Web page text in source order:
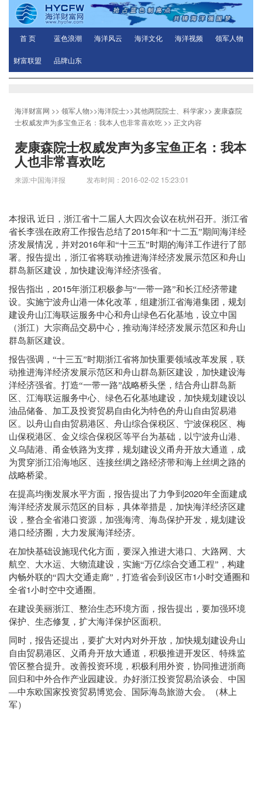
首 页 蓝色浪潮 海洋风云 海洋文化 海洋视频 领军人物
财富联盟 品牌山东
海洋财富网 >> 领军人物>>海洋院士>>其他两院院士、科学家>> 麦康森院
士权威发声为多宝鱼正名：我本人也非常喜欢吃 >> 正文内容
麦康森院士权威发声为多宝鱼正名：我本
人也非常喜欢吃
来源:中国海洋报 发布时间：2016-02-02 15:23:01
本报讯 近日，浙江省十二届人大四次会议在杭州召开。浙江省
省长李强在政府工作报告总结了2015年和“十二五”期间海洋经
济发展情况，并对2016年和“十三五”时期的海洋工作进行了部
署。报告提出，浙江省将联动推进海洋经济发展示范区和舟山
群岛新区建设，加快建设海洋经济强省。
报告指出， 2015年浙江积极参与“一带一路”和长江经济带建
设。实施宁波舟山港一体化改革，组建浙江省海港集团，规划
建设舟山江海联运服务中心和舟山绿色石化基地，设立中国
（浙江）大宗商品交易中心，推动海洋经济发展示范区和舟山
群岛新区建设。
报告强调，“十三五”时期浙江省将加快重要领域改革发展，联
动推进海洋经济发展示范区和舟山群岛新区建设，加快建设海
洋经济强省。打造“一带一路”战略桥头堡，结合舟山群岛新
区、江海联运服务中心、绿色石化基地建设，加快规划建设以
油品储备、加工及投资贸易自由化为特色的舟山自由贸易港
区。以舟山自由贸易港区、舟山综合保税区、宁波保税区、梅
山保税港区、金义综合保税区等平台为基础，以宁波舟山港、
义乌陆港、甬金铁路为支撑，规划建设义甬舟开放大通道，成
为贯穿浙江沿海地区、连接丝绸之路经济带和海上丝绸之路的
战略桥梁。
在提高均衡发展水平方面，报告提出了力争到 2020年全面建成
海洋经济发展示范区的目标，具体举措是，加快海洋经济区建
设，整合全省港口资源，加强海湾、海岛保护开发，规划建设
港口经济圈，大力发展海洋经济。
在加快基础设施现代化方面，要深入推进大港口、大路网、大
航空、大水运、大物流建设，实施“万亿综合交通工程”，构建
内畅外联的“四大交通走廊”，打造省会到设区市1小时交通圈和
全省1小时空中交通圈。
在建设美丽浙江、整治生态环境方面，报告提出，要加强环境
保护、生态修复，扩大海洋保护区面积。
同时，报告还提出，要扩大对内对外开放，加快规划建设舟山
自由贸易港区、义甬舟开放大通道，积极推进开发区、特殊监
管区整合提升。改善投资环境，积极利用外资，协同推进浙商
回归和中外合作产业园建设。办好浙江投资贸易洽谈会、中国
—中东欧国家投资贸易博览会、国际海岛旅游大会。（林上
军）